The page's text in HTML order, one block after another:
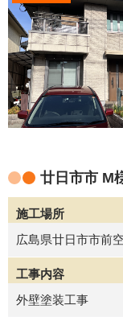
廿日市市 M
施工場所
広島県廿日市市前
工事内容
外壁塗装工事